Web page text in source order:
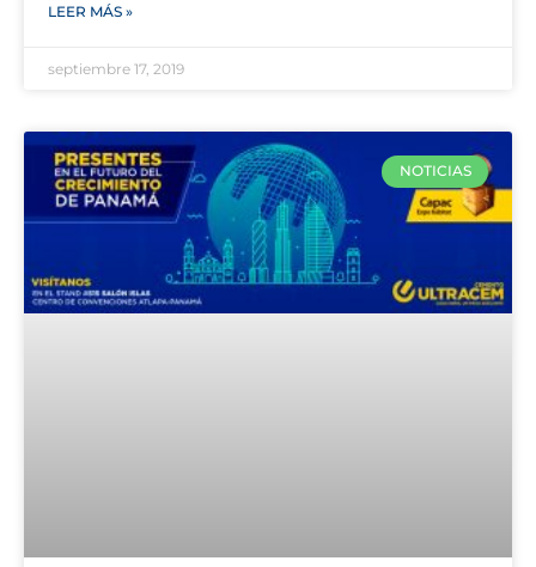
LEER MÁS »
septiembre 17, 2019
NOTICIAS